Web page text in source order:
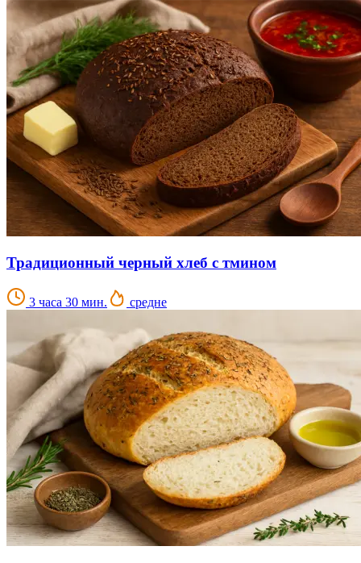
Традиционный черный хлеб с тмином
3 часа 30 мин. средне